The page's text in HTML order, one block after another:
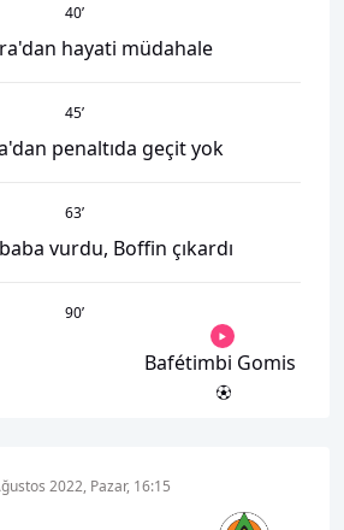
40’
hayati müdahale
45’
penaltıda geçit yok
63’
vurdu, Boffin çıkardı
90’
Bafétimbi Gomis
2022, Pazar, 16:15